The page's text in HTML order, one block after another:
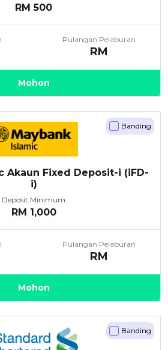
RM 500
Pulangan Pelaburan
RM
Mohon
Akaun Fixed Deposit-i (iFD-
i)
Deposit Minimum
RM 1,000
Pulangan Pelaburan
RM
Banding
Mohon
Banding